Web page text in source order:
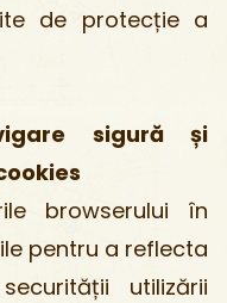
de protecție a
sigură și
browserului în
pentru a reflecta
utilizării